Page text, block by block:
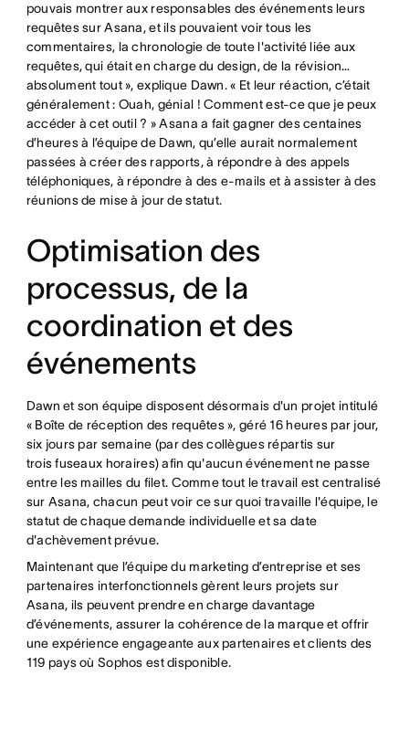
pouvais montrer aux responsables des événements leurs
requêtes sur Asana, et ils pouvaient voir tous les
commentaires, la chronologie de toute l'activité liée aux
requêtes, qui était en charge du design, de la révision…
absolument tout », explique Dawn. « Et leur réaction, c’était
généralement : Ouah, génial ! Comment est-ce que je peux
accéder à cet outil ? » Asana a fait gagner des centaines
d’heures à l’équipe de Dawn, qu’elle aurait normalement
passées à créer des rapports, à répondre à des appels
téléphoniques, à répondre à des e-mails et à assister à des
réunions de mise à jour de statut.
Optimisation des
processus, de la
coordination et des
événements
Dawn et son équipe disposent désormais d'un projet intitulé
« Boîte de réception des requêtes », géré 16 heures par jour,
six jours par semaine (par des collègues répartis sur
trois fuseaux horaires) afin qu'aucun événement ne passe
entre les mailles du filet. Comme tout le travail est centralisé
sur Asana, chacun peut voir ce sur quoi travaille l'équipe, le
statut de chaque demande individuelle et sa date
d'achèvement prévue.
Maintenant que l’équipe du marketing d’entreprise et ses
partenaires interfonctionnels gèrent leurs projets sur
Asana, ils peuvent prendre en charge davantage
d’événements, assurer la cohérence de la marque et offrir
une expérience engageante aux partenaires et clients des
119 pays où Sophos est disponible.